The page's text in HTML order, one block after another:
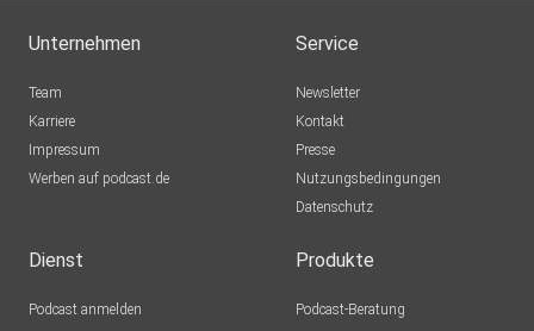
Unternehmen
Team
Karriere
Impressum
Werben auf podcast.de
Service
Newsletter
Kontakt
Presse
Nutzungsbedingungen
Datenschutz
Dienst
Podcast anmelden
Produkte
Podcast-Beratung